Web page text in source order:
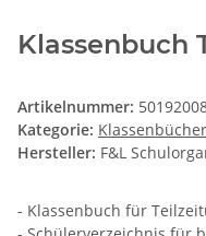
Klassenbuch
Artikelnummer:
Kategorie: Klassenbücher
Hersteller: F&L
- Klassenbuch für